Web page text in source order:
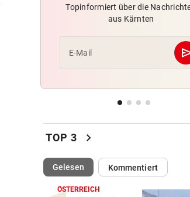
VEREHRUNG STATT KRITIK vor
Großer Verband stärkt weiter
FIFA-Boss Infantino
vor
massive Schäden an
vermeldet Abgang
TRENNUNG VON REGISSEUR
Sängerin Vanessa Paradis
Topinformiert über die
aus Kärnten
E-Mail
TOP 3 chevron_right
Gelesen(ausgewählt)Kommentiert
ÖSTERREICH